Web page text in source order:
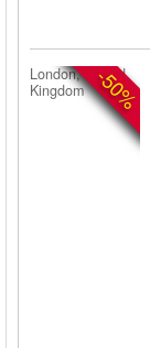
-50%
London, United
Kingdom